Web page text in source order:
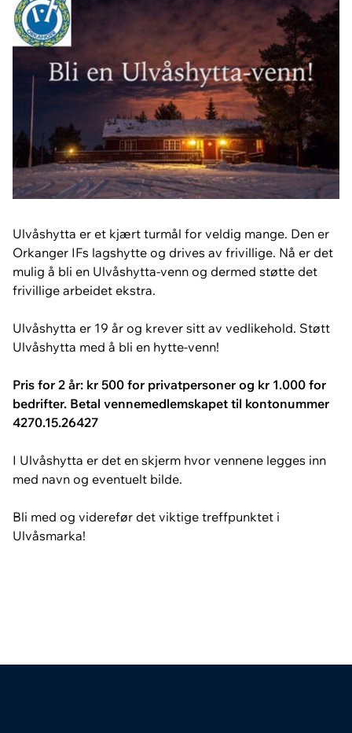
Ulvåshytta er et kjært turmål for veldig mange. Den er
Orkanger IFs lagshytte og drives av frivillige. Nå er det
mulig å bli en Ulvåshytta-venn og dermed støtte det
frivillige arbeidet ekstra.
Ulvåshytta er 19 år og krever sitt av vedlikehold. Støtt
Ulvåshytta med å bli en hytte-venn!
Pris for 2 år: kr 500 for privatpersoner og kr 1.000 for
bedrifter. Betal vennemedlemskapet til kontonummer
4270.15.26427
I Ulvåshytta er det en skjerm hvor vennene legges inn
med navn og eventuelt bilde.
Bli med og viderefør det viktige treffpunktet i
Ulvåsmarka!